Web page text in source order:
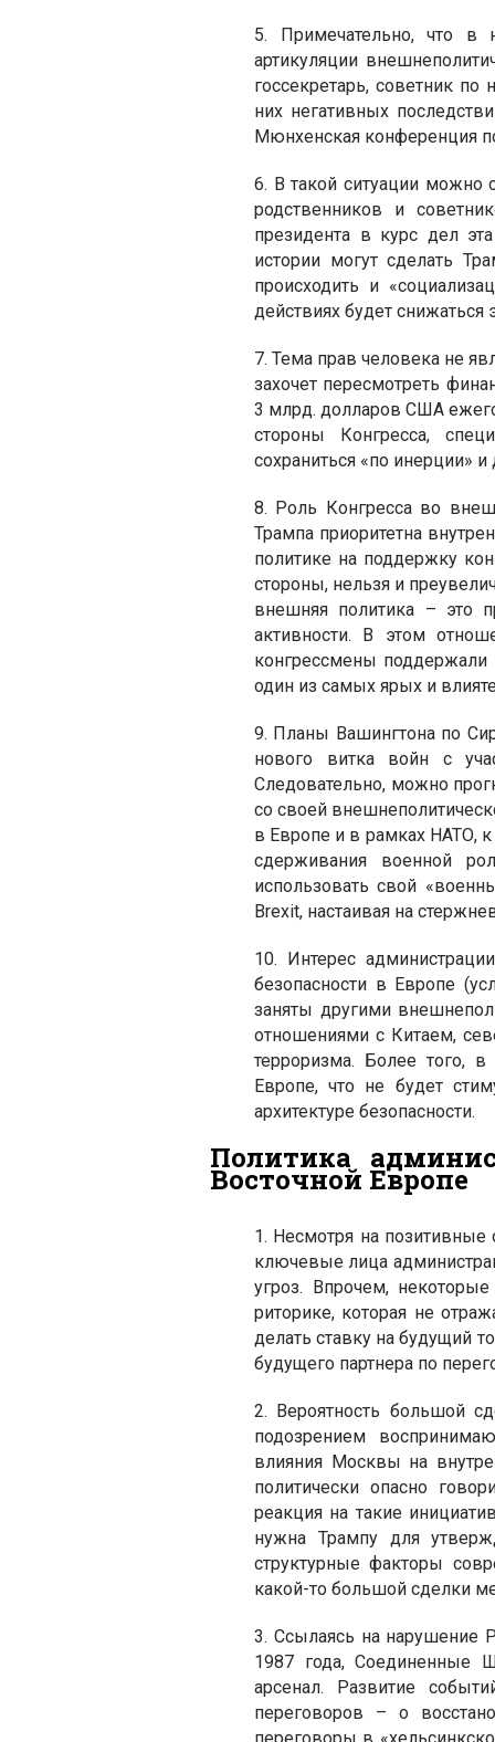
5. Примечательно, что в
артикуляции
госсекретарь, советник по
них негативных
Мюнхенская конференция
6. В такой ситуации можно
родственников и
президента в курс дел
истории могут сделать
происходить и
действиях будет снижаться
7. Тема прав человека не
захочет пересмотреть
3 млрд. долларов США
стороны Конгресса,
сохраниться «по инерции»
8. Роль Конгресса во
Трампа приоритетна
политике на поддержку
стороны, нельзя и
внешняя политика – это
активности. В этом
конгрессмены
один из самых ярых и
9. Планы Вашингтона по
нового витка войн с
Следовательно, можно
со своей
в Европе и в рамках НАТО,
сдерживания военной
использовать свой
Brexit, настаивая на
10. Интерес
безопасности в Европе
заняты другими
отношениями с Китаем,
терроризма. Более того,
Европе, что не будет
архитектуре безопасности.
Политика
Восточной Европе
1. Несмотря на
ключевые лица
угроз. Впрочем,
риторике, которая не
делать ставку на будущий
будущего партнера по
2. Вероятность большой
подозрением
влияния Москвы на
политически опасно
реакция на такие
нужна Трампу для
структурные факторы
какой-то большой сделки
3. Ссылаясь на нарушение
1987 года, Соединенные
арсенал. Развитие
переговоров – о